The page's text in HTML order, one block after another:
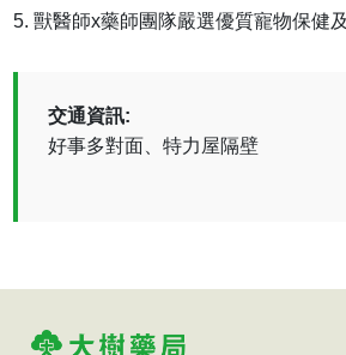
獸醫師x藥師團隊嚴選優質寵物保健
交通資訊:
好事多對面、特力屋隔壁